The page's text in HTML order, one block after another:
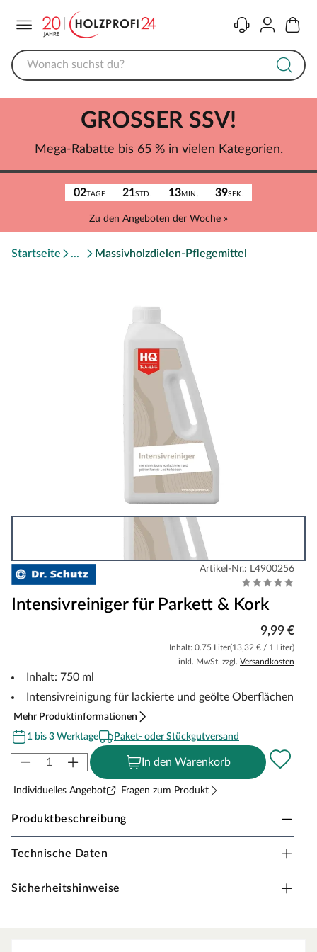
KontaktKonto
02TAGE 21STD. 13MIN. 39SEK.
Zu den Angeboten der Woche »
GROSSER SSV!
Mega-Rabatte bis 65 % in vielen Kategorien.
Startseite Massivholzdielen-Pflegemittel
Artikel-Nr.: L4900256
Intensivreiniger für Parkett & Kork
9,99 €
Inhalt: 0.75 Liter(13,32 € / 1 Liter)
inkl. MwSt. zzgl. Versandkosten
Inhalt: 750 ml
Intensivreinigung für lackierte und geölte Oberflächen
Mehr Produktinformationen
1 bis 3 Werktage
Paket- oder Stückgutversand
In den Warenkorb
Individuelles Angebot Fragen zum Produkt
Produktbeschreibung
Dr. Schutz - Weltweit auf allen Böden zu Hause!
Pflegemitteln und ihren Systemen tragen die CC-Dr.
Technische Daten
Sicherheitshinweise